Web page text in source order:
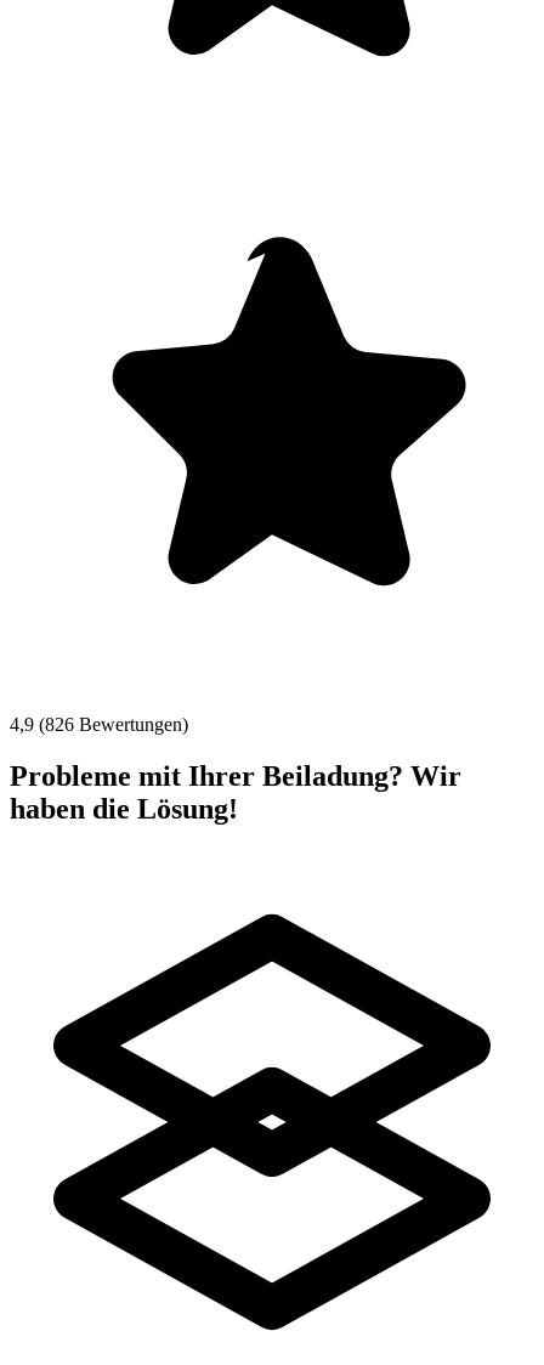
4,9 (826 Bewertungen)
Probleme mit Ihrer Beiladung? Wir
haben die Lösung!